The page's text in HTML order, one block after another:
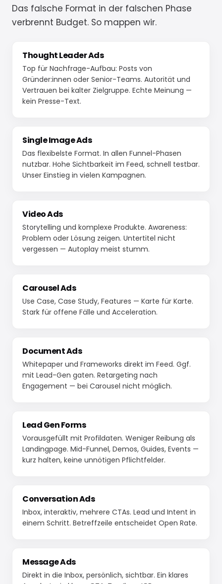
Das falsche Format in der falschen Phase
verbrennt Budget. So mappen wir.
Thought Leader Ads
Top für Nachfrage-Aufbau: Posts von
Gründer:innen oder Senior-Teams. Autorität und
Vertrauen bei kalter Zielgruppe. Echte Meinung —
kein Presse-Text.
Single Image Ads
Das flexibelste Format. In allen Funnel-Phasen
nutzbar. Hohe Sichtbarkeit im Feed, schnell testbar.
Unser Einstieg in vielen Kampagnen.
Video Ads
Storytelling und komplexe Produkte. Awareness:
Problem oder Lösung zeigen. Untertitel nicht
vergessen — Autoplay meist stumm.
Carousel Ads
Use Case, Case Study, Features — Karte für Karte.
Stark für offene Fälle und Acceleration.
Document Ads
Whitepaper und Frameworks direkt im Feed. Ggf.
mit Lead-Gen gaten. Retargeting nach
Engagement — bei Carousel nicht möglich.
Lead Gen Forms
Vorausgefüllt mit Profildaten. Weniger Reibung als
Landingpage. Mid-Funnel, Demos, Guides, Events —
kurz halten, keine unnötigen Pflichtfelder.
Conversation Ads
Inbox, interaktiv, mehrere CTAs. Lead und Intent in
einem Schritt. Betreffzeile entscheidet Open Rate.
Message Ads
Direkt in die Inbox, persönlich, sichtbar. Ein klares